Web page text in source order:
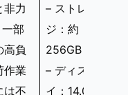
非力
部
高負
作業
は不
– ストレー
ジ：約
256GB SSD
– ディスプレ
イ：14.0型ワ